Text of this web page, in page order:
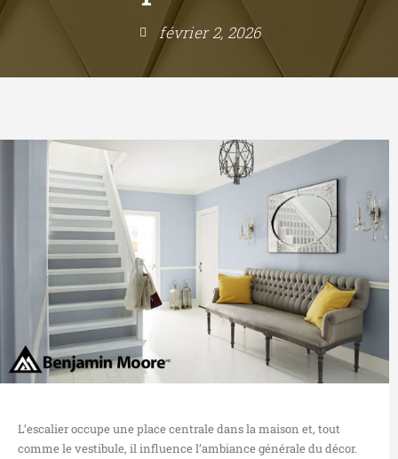
février 2, 2026
L’escalier occupe une place centrale dans la maison et, tout
comme le vestibule, il influence l’ambiance générale du décor.